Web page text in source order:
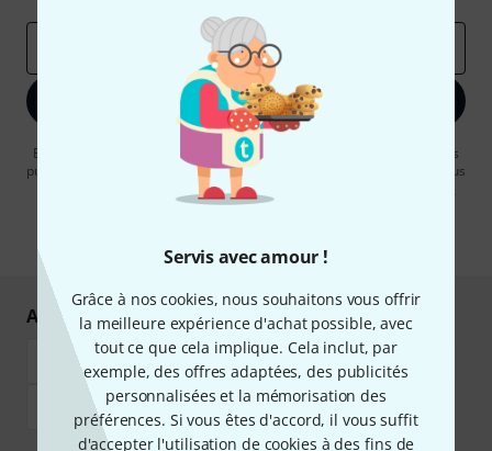
Servis avec amour !
Grâce à nos cookies, nous souhaitons vous offrir
la meilleure expérience d'achat possible, avec
tout ce que cela implique. Cela inclut, par
exemple, des offres adaptées, des publicités
personnalisées et la mémorisation des
préférences. Si vous êtes d'accord, il vous suffit
d'accepter l'utilisation de cookies à des fins de
S'inscrire maintenant
En cliquant sur "S'inscrire maintenant", vous acceptez de recevoir des
publicités par e-mail. La désinscription est possible à tout moment. Vous
pouvez trouver plus d'informations à ce sujet dans notre
confidentialité
Achetez et payez en toute sécurité